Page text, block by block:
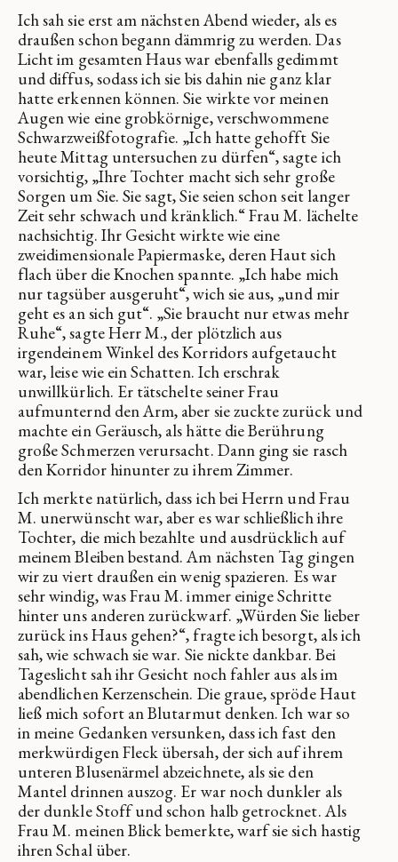
Ich sah sie erst am nächsten Abend wieder, als es
draußen schon begann dämmrig zu werden. Das
Licht im gesamten Haus war ebenfalls gedimmt
und diffus, sodass ich sie bis dahin nie ganz klar
hatte erkennen können. Sie wirkte vor meinen
Augen wie eine grobkörnige, verschwommene
Schwarzweißfotografie. „Ich hatte gehofft Sie
heute Mittag untersuchen zu dürfen“, sagte ich
vorsichtig, „Ihre Tochter macht sich sehr große
Sorgen um Sie. Sie sagt, Sie seien schon seit langer
Zeit sehr schwach und kränklich.“ Frau M. lächelte
nachsichtig. Ihr Gesicht wirkte wie eine
zweidimensionale Papiermaske, deren Haut sich
flach über die Knochen spannte. „Ich habe mich
nur tagsüber ausgeruht“, wich sie aus, „und mir
geht es an sich gut“. „Sie braucht nur etwas mehr
Ruhe“, sagte Herr M., der plötzlich aus
irgendeinem Winkel des Korridors aufgetaucht
war, leise wie ein Schatten. Ich erschrak
unwillkürlich. Er tätschelte seiner Frau
aufmunternd den Arm, aber sie zuckte zurück und
machte ein Geräusch, als hätte die Berührung
große Schmerzen verursacht. Dann ging sie rasch
den Korridor hinunter zu ihrem Zimmer.
Ich merkte natürlich, dass ich bei Herrn und Frau
M. unerwünscht war, aber es war schließlich ihre
Tochter, die mich bezahlte und ausdrücklich auf
meinem Bleiben bestand. Am nächsten Tag gingen
wir zu viert draußen ein wenig spazieren. Es war
sehr windig, was Frau M. immer einige Schritte
hinter uns anderen zurückwarf. „Würden Sie lieber
zurück ins Haus gehen?“, fragte ich besorgt, als ich
sah, wie schwach sie war. Sie nickte dankbar. Bei
Tageslicht sah ihr Gesicht noch fahler aus als im
abendlichen Kerzenschein. Die graue, spröde Haut
ließ mich sofort an Blutarmut denken. Ich war so
in meine Gedanken versunken, dass ich fast den
merkwürdigen Fleck übersah, der sich auf ihrem
unteren Blusenärmel abzeichnete, als sie den
Mantel drinnen auszog. Er war noch dunkler als
der dunkle Stoff und schon halb getrocknet. Als
Frau M. meinen Blick bemerkte, warf sie sich hastig
ihren Schal über.